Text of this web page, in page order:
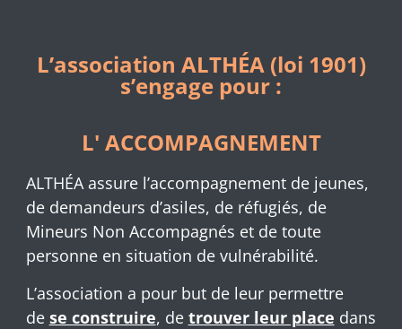
L’association ALTHÉA (loi 1901)
s’engage pour :
L' ACCOMPAGNEMENT
ALTHÉA assure l’accompagnement de jeunes,
de demandeurs d’asiles, de réfugiés, de
Mineurs Non Accompagnés et de toute
personne en situation de vulnérabilité.
L’association a pour but de leur permettre
de se construire, de trouver leur place dans